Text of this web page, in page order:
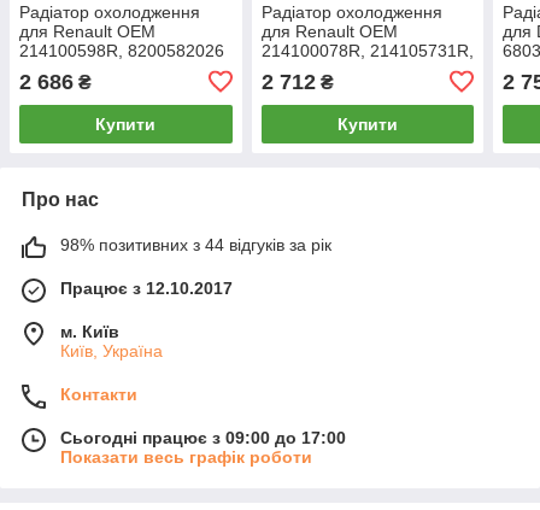
Радіатор охолодження
для Renault OEM
214100598R, 8200582026
2 686 ₴
Купити
Радіатор охолодження
для Renault OEM
214100078R, 214105731R,
2 712₴
Купити
для
2
Про нас
98% позитивних з 44 відгуків за рік
Працює з 12.10.2017
м. Київ
Київ, Україна
Контакти
Сьогодні працює з 09:00 до 17:00
Показати весь графік роботи